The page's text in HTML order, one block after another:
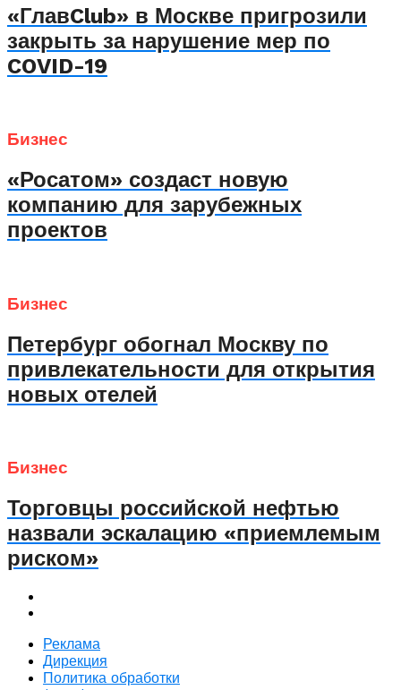
«ГлавClub» в Москве пригрозили
закрыть за нарушение мер по
COVID-19
Бизнес
«Росатом» создаст новую
компанию для зарубежных
проектов
Бизнес
Петербург обогнал Москву по
привлекательности для открытия
новых отелей
Бизнес
Торговцы российской нефтью
назвали эскалацию «приемлемым
риском»
Реклама
Дирекция
Политика обработки